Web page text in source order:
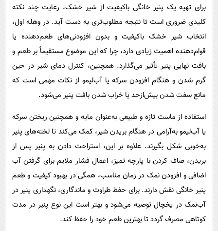
برای تهیه یک پنیر خانگی باکیفیت از شیر خشک، رعایت چند نکته
کلیدی ضروری است تا نتیجه مطلوب‌تری به دست آید. در وهله اول،
انتخاب شیر خشک باکیفیت و بدون افزودنی‌های طعم‌دهنده یا
قوام‌دهنده اهمیت زیادی دارد، چرا که این موضوع مستقیماً بر طعم و
بافت نهایی پنیر تأثیر می‌گذارد. همچنین، کنترل دمای شیر در حین
گرم شدن و هنگام افزودن سرکه یا آب‌لیمو از نکات مهمی است که
مانع سفت شدن بیش‌ازحد یا خراب شدن بافت پنیر می‌شود.
استفاده از ماست تازه و طبیعی به‌عنوان مایه و همچنین ریختن سرکه
یا آب‌لیمو به‌آرامی در هنگام بریدن شیر، کمک می‌کند تا لخته‌های پنیر
به‌خوبی شکل بگیرند. علاوه بر این، استراحت دادن به پنیر پس از
بریدن، صاف کردن با پارچه تمیز، اعمال فشار ملایم برای گرفتن آب
اضافی و افزودن نمک در زمان مناسب، همگی در بهبود کیفیت و طعم
پنیر خانگی نقش دارند. برای حفظ طراوت و ماندگاری، نگهداری پنیر در
آب‌نمک در یخچال توصیه می‌شود و بهتر است این نوع پنیر در مدت
کوتاهی مصرف گردد تا بهترین طعم خود را حفظ کند.